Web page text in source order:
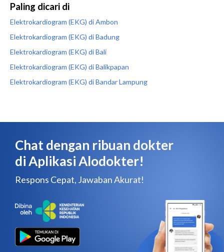
Paling dicari di
Elektrokardiogram (EKG) di Ambon
Elektrokardiogram (EKG) di Badung
Elektrokardiogram (EKG) di Bali
Elektrokardiogram (EKG) di Balikpapan
Elektrokardiogram (EKG) di Bandar Lampung